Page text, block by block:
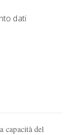
dati
capacità del